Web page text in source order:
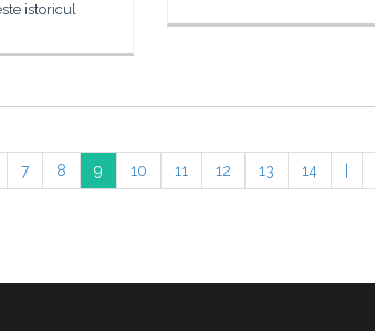
istoricul
7 8 9 10 11 12 13 14